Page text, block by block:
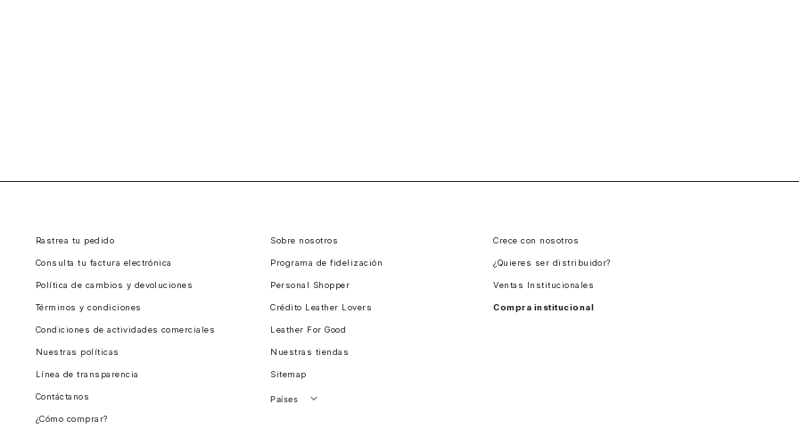
Rastrea tu pedido
Consulta tu factura electrónica
Política de cambios y devoluciones
Términos y condiciones
Condiciones de actividades comerciales
Nuestras políticas
Línea de transparencia
Contáctanos
¿Cómo comprar?
Sobre nosotros
Programa de fidelización
Personal Shopper
Crédito Leather Lovers
Leather For Good
Nuestras tiendas
Sitemap
Países
Crece con nosotros
¿Quieres ser distribuidor?
Ventas Institucionales
Compra institucional